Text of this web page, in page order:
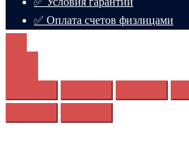
✅ Оплата счетов физлицами